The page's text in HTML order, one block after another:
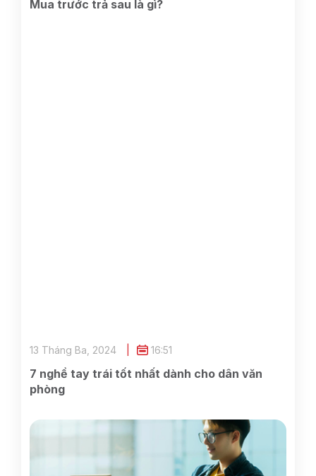
Mua trước trả sau là gì?
7 nghề tay trái tốt nhất dành cho dân văn
phòng
13 Tháng Ba, 2024 16:51